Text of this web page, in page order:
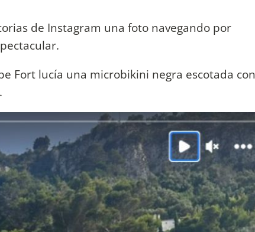
de Instagram una foto navegando por
Fort lucía una microbikini negra escotada con